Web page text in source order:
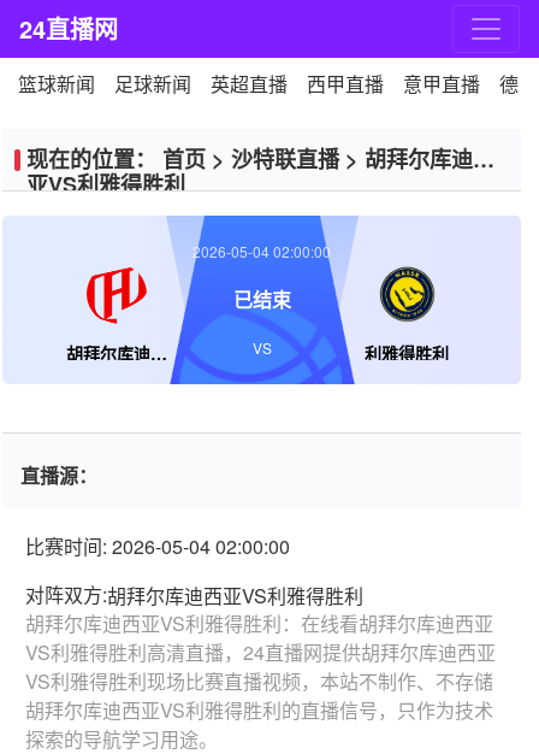
24直播网
篮球新闻 足球新闻 英超直播 西甲直播 意甲直播 德
现在的位置： 首页 > 沙特联直播> 胡拜尔库迪西
亚VS利雅得胜利
胡拜尔库迪西亚 利雅得胜利
2026-05-04 02:00:00
已结束
VS
直播源：
比赛时间: 2026-05-04 02:00:00
对阵双方:胡拜尔库迪西亚VS利雅得胜利
胡拜尔库迪西亚VS利雅得胜利：在线看胡拜尔库迪西亚
VS利雅得胜利高清直播，24直播网提供胡拜尔库迪西亚
VS利雅得胜利现场比赛直播视频，本站不制作、不存储
胡拜尔库迪西亚VS利雅得胜利的直播信号，只作为技术
探索的导航学习用途。